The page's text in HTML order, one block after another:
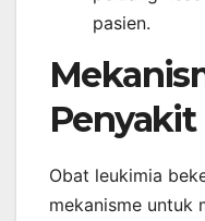
pasien.
Obat leukimia
mekanisme untuk